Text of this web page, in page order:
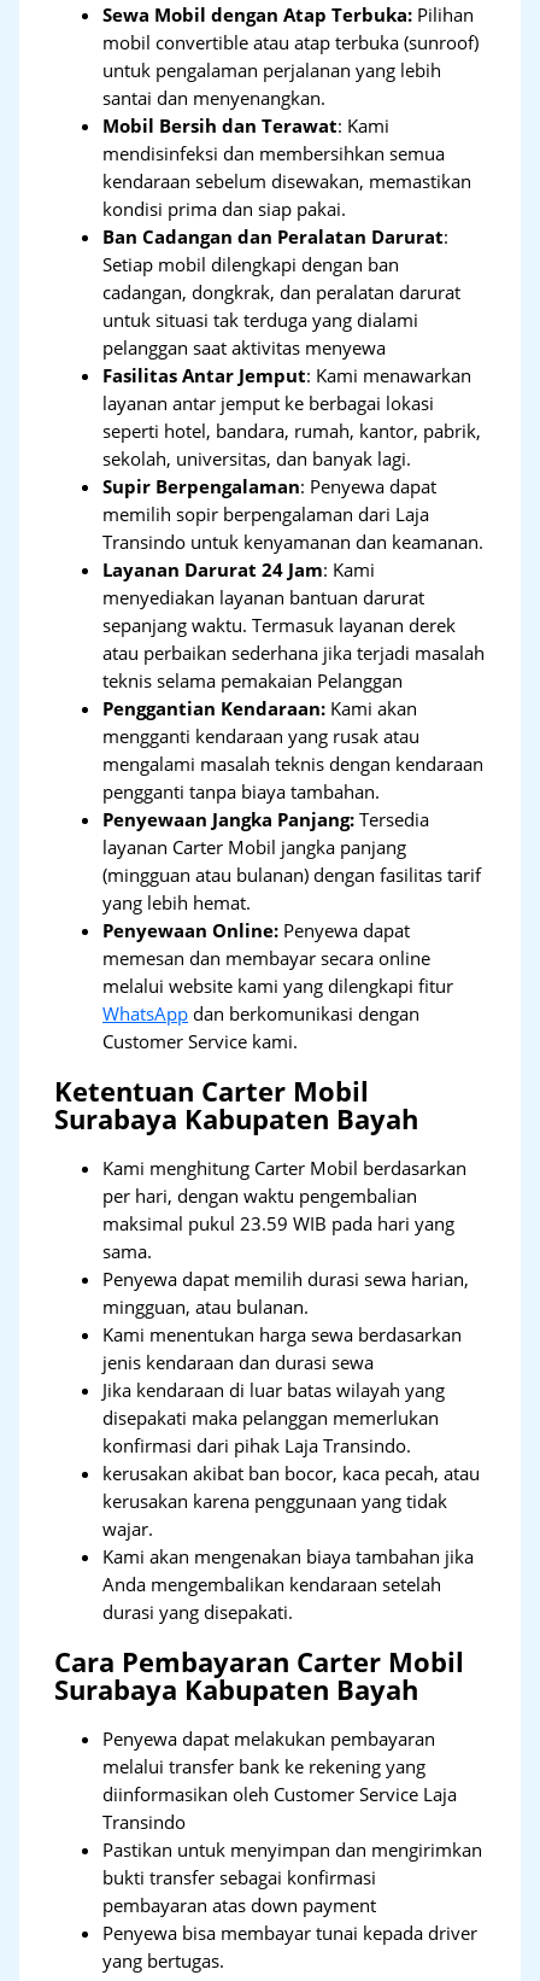
Sewa Mobil dengan Atap Terbuka: Pilihan
mobil convertible atau atap terbuka (sunroof)
untuk pengalaman perjalanan yang lebih
santai dan menyenangkan.
Mobil Bersih dan Terawat: Kami
mendisinfeksi dan membersihkan semua
kendaraan sebelum disewakan, memastikan
kondisi prima dan siap pakai.
Ban Cadangan dan Peralatan Darurat:
Setiap mobil dilengkapi dengan ban
cadangan, dongkrak, dan peralatan darurat
untuk situasi tak terduga yang dialami
pelanggan saat aktivitas menyewa
Fasilitas Antar Jemput: Kami menawarkan
layanan antar jemput ke berbagai lokasi
seperti hotel, bandara, rumah, kantor, pabrik,
sekolah, universitas, dan banyak lagi.
Supir Berpengalaman: Penyewa dapat
memilih sopir berpengalaman dari Laja
Transindo untuk kenyamanan dan keamanan.
Layanan Darurat 24 Jam: Kami
menyediakan layanan bantuan darurat
sepanjang waktu. Termasuk layanan derek
atau perbaikan sederhana jika terjadi masalah
teknis selama pemakaian Pelanggan
Penggantian Kendaraan: Kami akan
mengganti kendaraan yang rusak atau
mengalami masalah teknis dengan kendaraan
pengganti tanpa biaya tambahan.
Penyewaan Jangka Panjang: Tersedia
layanan Carter Mobil jangka panjang
(mingguan atau bulanan) dengan fasilitas tarif
yang lebih hemat.
Penyewaan Online: Penyewa dapat
memesan dan membayar secara online
melalui website kami yang dilengkapi fitur
WhatsApp dan berkomunikasi dengan
Customer Service kami.
Ketentuan Carter Mobil
Surabaya Kabupaten Bayah
Kami menghitung Carter Mobil berdasarkan
per hari, dengan waktu pengembalian
maksimal pukul 23.59 WIB pada hari yang
sama.
Penyewa dapat memilih durasi sewa harian,
mingguan, atau bulanan.
Kami menentukan harga sewa berdasarkan
jenis kendaraan dan durasi sewa
Jika kendaraan di luar batas wilayah yang
disepakati maka pelanggan memerlukan
konfirmasi dari pihak Laja Transindo.
kerusakan akibat ban bocor, kaca pecah, atau
kerusakan karena penggunaan yang tidak
wajar.
Kami akan mengenakan biaya tambahan jika
Anda mengembalikan kendaraan setelah
durasi yang disepakati.
Cara Pembayaran Carter Mobil
Surabaya Kabupaten Bayah
Penyewa dapat melakukan pembayaran
melalui transfer bank ke rekening yang
diinformasikan oleh Customer Service Laja
Transindo
Pastikan untuk menyimpan dan mengirimkan
bukti transfer sebagai konfirmasi
pembayaran atas down payment
Penyewa bisa membayar tunai kepada driver
yang bertugas.